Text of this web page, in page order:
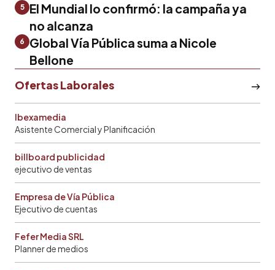
5
El Mundial lo confirmó: la campaña ya
no alcanza
6
Global Vía Pública suma a Nicole
Bellone
Ofertas Laborales
Ibexamedia
Asistente Comercial y Planificación
billboard publicidad
ejecutivo de ventas
Empresa de Vía Pública
Ejecutivo de cuentas
Fefer Media SRL
Planner de medios